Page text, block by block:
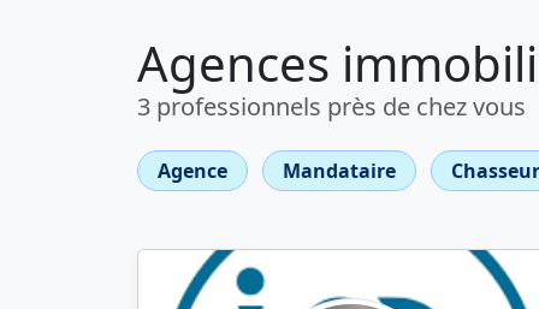
Agences
3 professionnels près de chez vous
Agence Mandataire